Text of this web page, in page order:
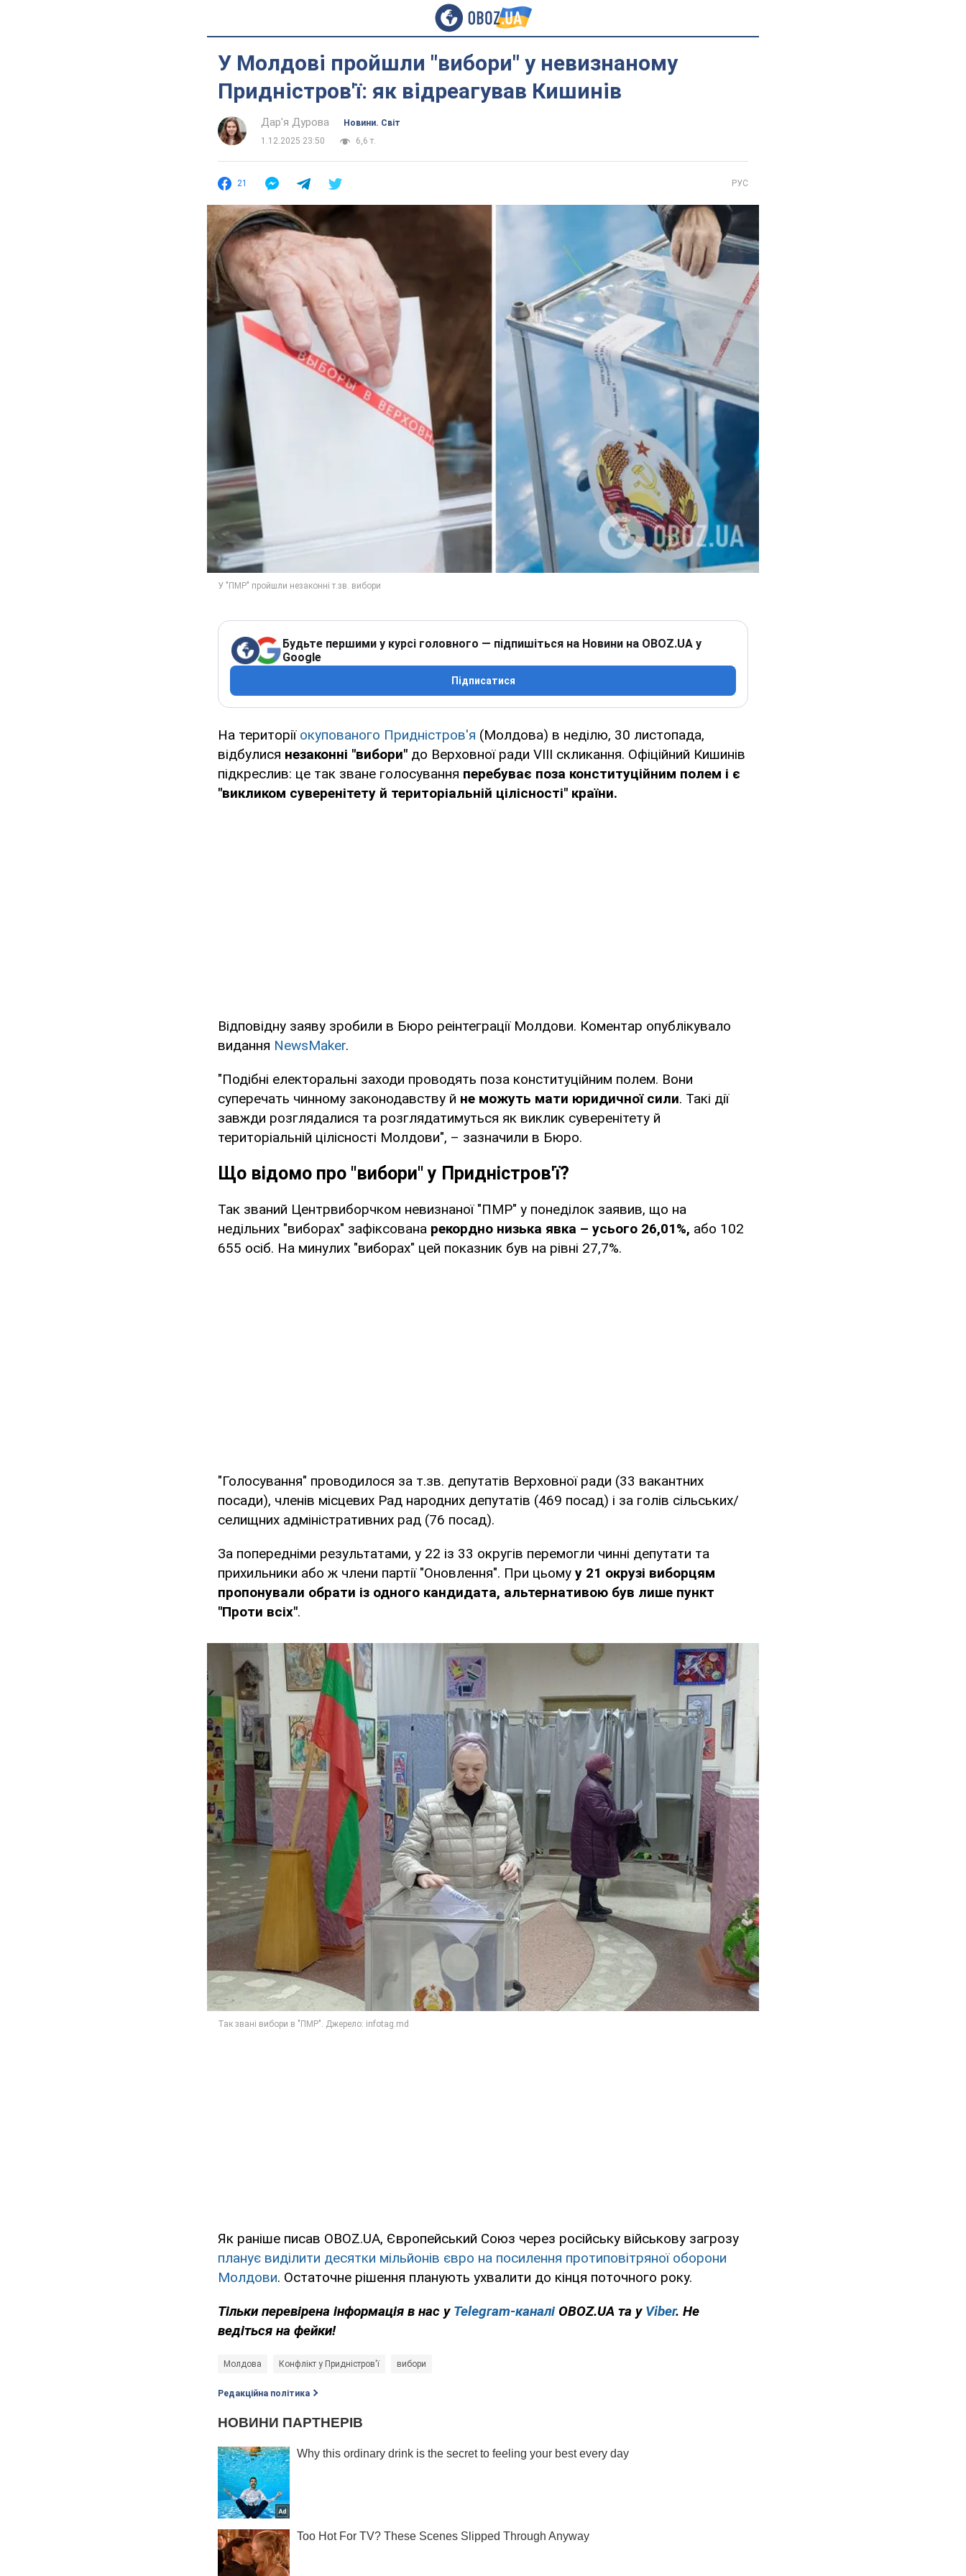
У Молдові пройшли "вибори" у невизнаному
Придністров'ї: як відреагував Кишинів
Дар'я Дурова
Новини. Світ
1.12.2025 23:50
6,6 т.
21 РУС
Будьте першими у курсі головного — підпишіться на Новини на OBOZ.UA у
Google
Підписатися
На території окупованого Придністров'я (Молдова) в неділю, 30 листопада,
відбулися незаконні "вибори" до Верховної ради VIII скликання. Офіційний Кишинів
підкреслив: це так зване голосування перебуває поза конституційним полем і є
"викликом суверенітету й територіальній цілісності" країни.
Відповідну заяву зробили в Бюро реінтеграції Молдови. Коментар опублікувало
видання NewsMaker.
"Подібні електоральні заходи проводять поза конституційним полем. Вони
суперечать чинному законодавству й не можуть мати юридичної сили. Такі дії
завжди розглядалися та розглядатимуться як виклик суверенітету й
територіальній цілісності Молдови", – зазначили в Бюро.
Що відомо про "вибори" у Придністров'ї?
Так званий Центрвиборчком невизнаної "ПМР" у понеділок заявив, що на
недільних "виборах" зафіксована рекордно низька явка – усього 26,01%, або 102
655 осіб. На минулих "виборах" цей показник був на рівні 27,7%.
"Голосування" проводилося за т.зв. депутатів Верховної ради (33 вакантних
посади), членів місцевих Рад народних депутатів (469 посад) і за голів сільських/
селищних адміністративних рад (76 посад).
За попередніми результатами, у 22 із 33 округів перемогли чинні депутати та
прихильники або ж члени партії "Оновлення". При цьому у 21 окрузі виборцям
пропонували обрати із одного кандидата, альтернативою був лише пункт
"Проти всіх".
Як раніше писав OBOZ.UA, Європейський Союз через російську військову загрозу
планує виділити десятки мільйонів євро на посилення протиповітряної оборони
Молдови. Остаточне рішення планують ухвалити до кінця поточного року.
Тільки перевірена інформація в нас у Telegram-каналі OBOZ.UA та у Viber. Не
ведіться на фейки!
Молдова Конфлікт у Придністров'ї вибори
Редакційна політика